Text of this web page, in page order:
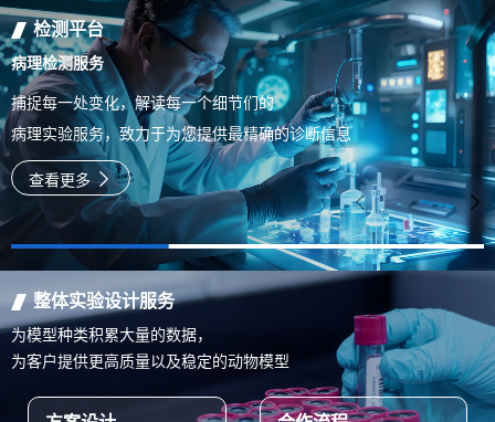
检测平台
病理检测服务
捕捉每一处变化，解读每一个细节们的
病理实验服务，致力于为您提供最精确的诊断信息
查看更多
整体实验设计服务
为模型种类积累大量的数据，
为客户提供更高质量以及稳定的动物模型